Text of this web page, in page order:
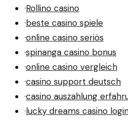
·Rollino casino
·beste casino spiele
·online casino seriös
·spinanga casino bonus
·online casino vergleich
·casino support deutsch
·casino auszahlung
·lucky dreams casino